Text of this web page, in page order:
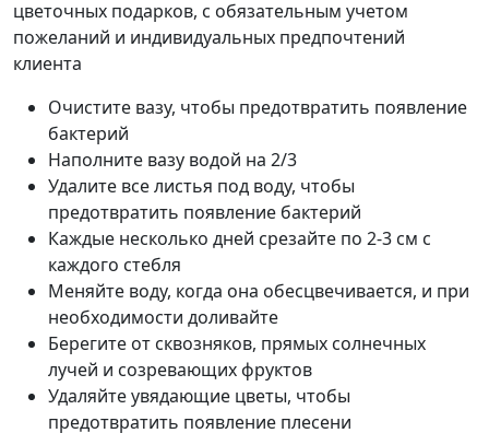
цветочных подарков, с обязательным учетом
пожеланий и индивидуальных предпочтений
клиента
Очистите вазу, чтобы предотвратить появление
бактерий
Наполните вазу водой на 2/3
Удалите все листья под воду, чтобы
предотвратить появление бактерий
Каждые несколько дней срезайте по 2-3 см с
каждого стебля
Меняйте воду, когда она обесцвечивается, и при
необходимости доливайте
Берегите от сквозняков, прямых солнечных
лучей и созревающих фруктов
Удаляйте увядающие цветы, чтобы
предотвратить появление плесени